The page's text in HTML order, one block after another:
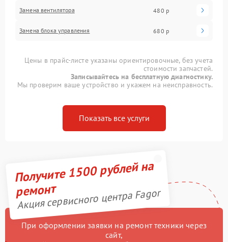
Замена вентилятора 480 р
Замена блока управления 680 р
Цены в прайс-листе указаны ориентировочные, без учета
стоимости запчастей.
Записывайтесь на бесплатную диагностику.
Мы проверим ваше устройство и укажем на неисправность.
Показать все услуги
Получите 1500 рублей на
ремонт
Акция сервисного центра Fagor
При оформлении заявки на ремонт техники через
сайт,